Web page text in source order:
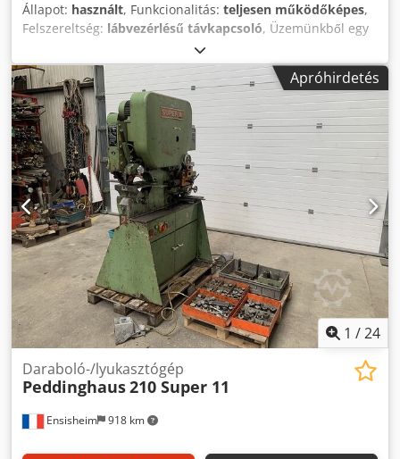
Állapot: használt, Funkcionalitás: teljesen működőképes,
Felszereltség: lábvezérlésű távkapcsoló, Üzemünkből egy
jó állapotban lévő Peddinghaus 210 AD/13 típusú
profilvágó/fúró-nyíró gépet értékesítünk. Integrált funkciók:
Lyukfúró Rudazat-vágó Profilvágó Laposvas-vágó
Sarkkiegyenesítő A gép ezáltal több megmunkálási lépést
egyesít egy kompakt eszközben, és ideális a rugalmas
alkalmazáshoz acél- és fémépítésben. Állapot: A
Peddinghaus gép tökéletesen működik, és azonnal
használatra kész. Tartozékok: Különböző szerszámok a
készletben Dkedoziz Ewepfx Anxor Lábkapcsoló van Fontos
megjegyzés: A gép nagy súlya miatt a szállítás nagyon
nehézkes, vagy jelentős logisztikai költségekkel jár. Ezért a
személyes átvételt javasoljuk. Megtekintés: A gép nálunk
helyben bármikor megtekinthető és próbaüzemben
tesztelhető – így Ön is meggyőződhet a
működőképességéről. További kérdések és részletek esetén
szívesen rendelkezésére állunk.
Apróhirdetés
1 /24
Ensisheim 918 km
Daraboló-/lyukasztógép
Peddinghaus210 Super 11